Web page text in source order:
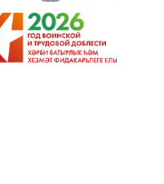
Финансовая